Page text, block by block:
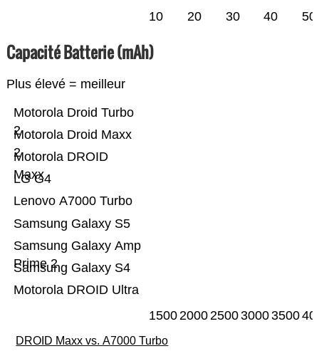
10 20 30 40 50
Capacité Batterie (mAh)
Plus élevé = meilleur
Motorola DROID Ultra
Samsung Galaxy S4
Samsung Galaxy Amp
Prime 2
Samsung Galaxy S5
Lenovo A7000 Turbo
LG G4
Motorola DROID
Maxx
Motorola Droid Maxx
2
Motorola Droid Turbo
2
15002000250030003500
DROID Maxx vs. A7000 Turbo